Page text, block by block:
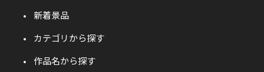
新着景品
カテゴリから探す
作品名から探す